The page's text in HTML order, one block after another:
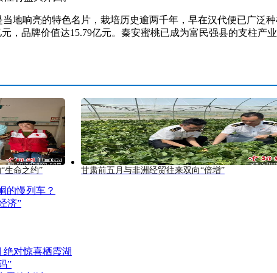
响亮的特色名片，栽培历史逾两千年，早在汉代便已广泛种
，品牌价值达15.79亿元。秦安蜜桃已成为富民强县的支柱产
生命之约” 甘肃前五月与非洲经贸往来双向“倍增”
的慢列车？
济”
绝对惊喜栖霞湖
”